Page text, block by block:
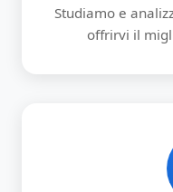
Studiamo e
offrirvi il